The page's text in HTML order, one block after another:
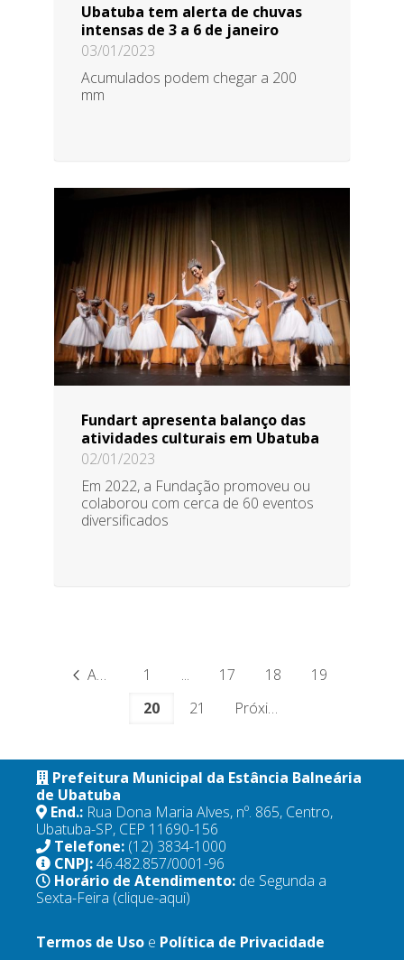
Ubatuba tem alerta de chuvas
intensas de 3 a 6 de janeiro
03/01/2023
Acumulados podem chegar a 200
mm
Fundart apresenta balanço das
atividades culturais em Ubatuba
02/01/2023
Em 2022, a Fundação promoveu ou
colaborou com cerca de 60 eventos
diversificados
Anterior 1 ... 17 18
19
20
21 Próximo
Prefeitura Municipal da Estância Balneária
de Ubatuba
End.: Rua Dona Maria Alves, nº. 865, Centro,
Ubatuba-SP, CEP 11690-156
Telefone: (12) 3834-1000
CNPJ:46.482.857/0001-96
Horário de Atendimento: de Segunda a
Sexta-Feira (clique-aqui)
Termos de Uso e Política de Privacidade